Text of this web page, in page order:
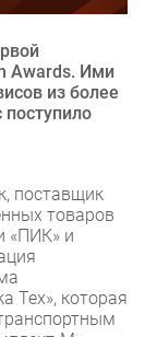
Awards. Ими
из более
поступило
поставщик
товаров
«ПИК» и
Тех», которая